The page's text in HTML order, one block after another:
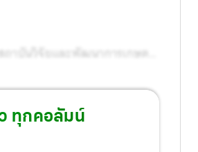
าบันวิจัยและพัฒนาการเกษตร
กหลายพันธุ์อยู่เป็นเวลานานถึง
ได้ทุเรียนพันธุ์ใหม่ขึ้นมา
ลเซีย ดังกล่าว
ทุกคอลัมน์